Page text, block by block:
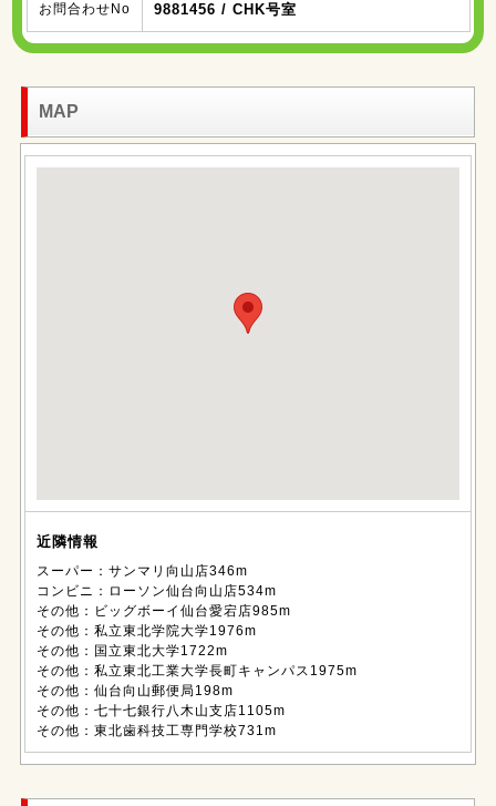
お問合わせNo 9881456 / CHK号室
MAP
近隣情報
スーパー：サンマリ向山店346m
コンビニ：ローソン仙台向山店534m
その他：ビッグボーイ仙台愛宕店985m
その他：私立東北学院大学1976m
その他：国立東北大学1722m
その他：私立東北工業大学長町キャンパス1975m
その他：仙台向山郵便局198m
その他：七十七銀行八木山支店1105m
その他：東北歯科技工専門学校731m